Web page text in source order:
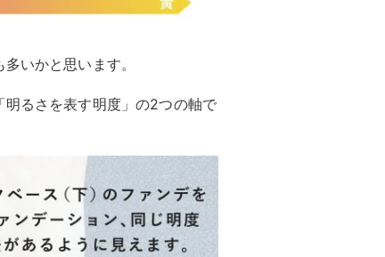
いかと思います。
るさを表す明度」の2つの軸で